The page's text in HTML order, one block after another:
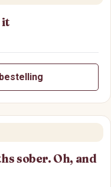
it
sober. Oh, and